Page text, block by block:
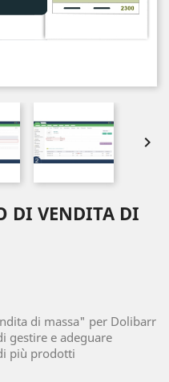

DI VENDITA DI
di massa" per Dolibarr
gestire e adeguare
più prodotti